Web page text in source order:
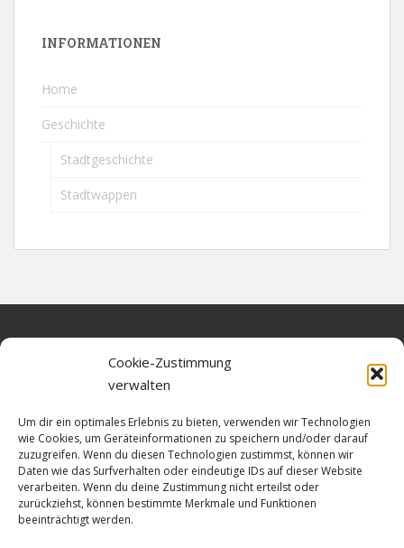
Cookie-Zustimmung
verwalten
Um dir ein optimales Erlebnis zu bieten, verwenden wir Technologien
wie Cookies, um Geräteinformationen zu speichern und/oder darauf
zuzugreifen. Wenn du diesen Technologien zustimmst, können wir
Daten wie das Surfverhalten oder eindeutige IDs auf dieser Website
verarbeiten. Wenn du deine Zustimmung nicht erteilst oder
zurückziehst, können bestimmte Merkmale und Funktionen
beeinträchtigt werden.
INFORMATIONEN
Home
Geschichte
Stadtgeschichte
Stadtwappen
Datenschutz
Cookie-Richtlinie (EU)
Impressum